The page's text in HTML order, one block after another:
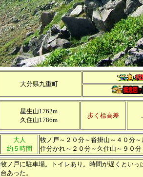
大分県九重町
星生山1762m
久住山1786m
歩く標高差 .
大人
約５時間
牧ノ戸～２０分～沓掛山～４０分
住分かれ～２０分～久住山～９０
牧ノ戸に駐車場。トイレあり。時間が遅くとい
台あった。